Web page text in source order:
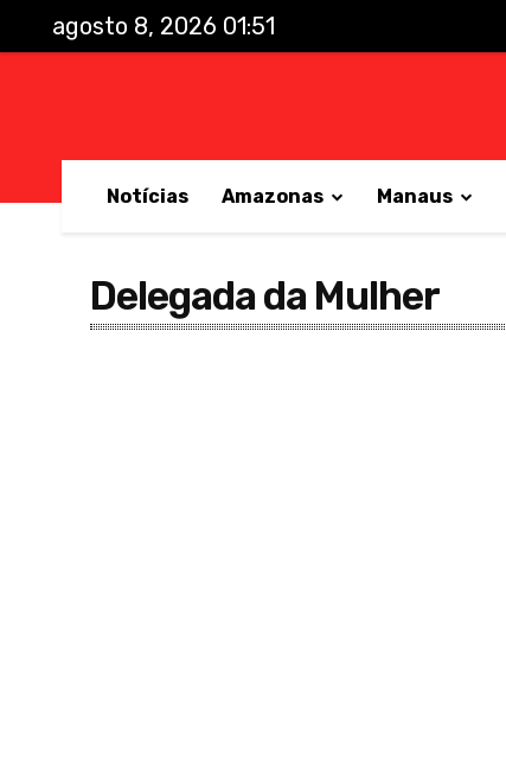
agosto 8, 2026 01:51
Notícias Amazonas Manaus
Delegada da Mulher